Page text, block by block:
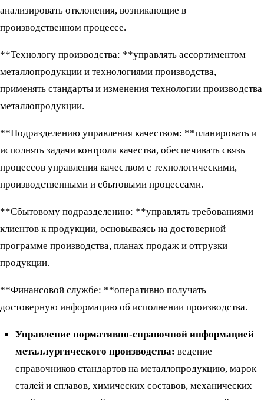
анализировать отклонения, возникающие в
производственном процессе.
**Технологу производства: **управлять ассортиментом
металлопродукции и технологиями производства,
применять стандарты и изменения технологии производства
металлопродукции.
**Подразделению управления качеством: **планировать и
исполнять задачи контроля качества, обеспечивать связь
процессов управления качеством с технологическими,
производственными и сбытовыми процессами.
**Сбытовому подразделению: **управлять требованиями
клиентов к продукции, основываясь на достоверной
программе производства, планах продаж и отгрузки
продукции.
**Финансовой службе: **оперативно получать
достоверную информацию об исполнении производства.
Управление нормативно-справочной информацией
металлургического производства: ведение
справочников стандартов на металлопродукцию, марок
сталей и сплавов, химических составов, механических